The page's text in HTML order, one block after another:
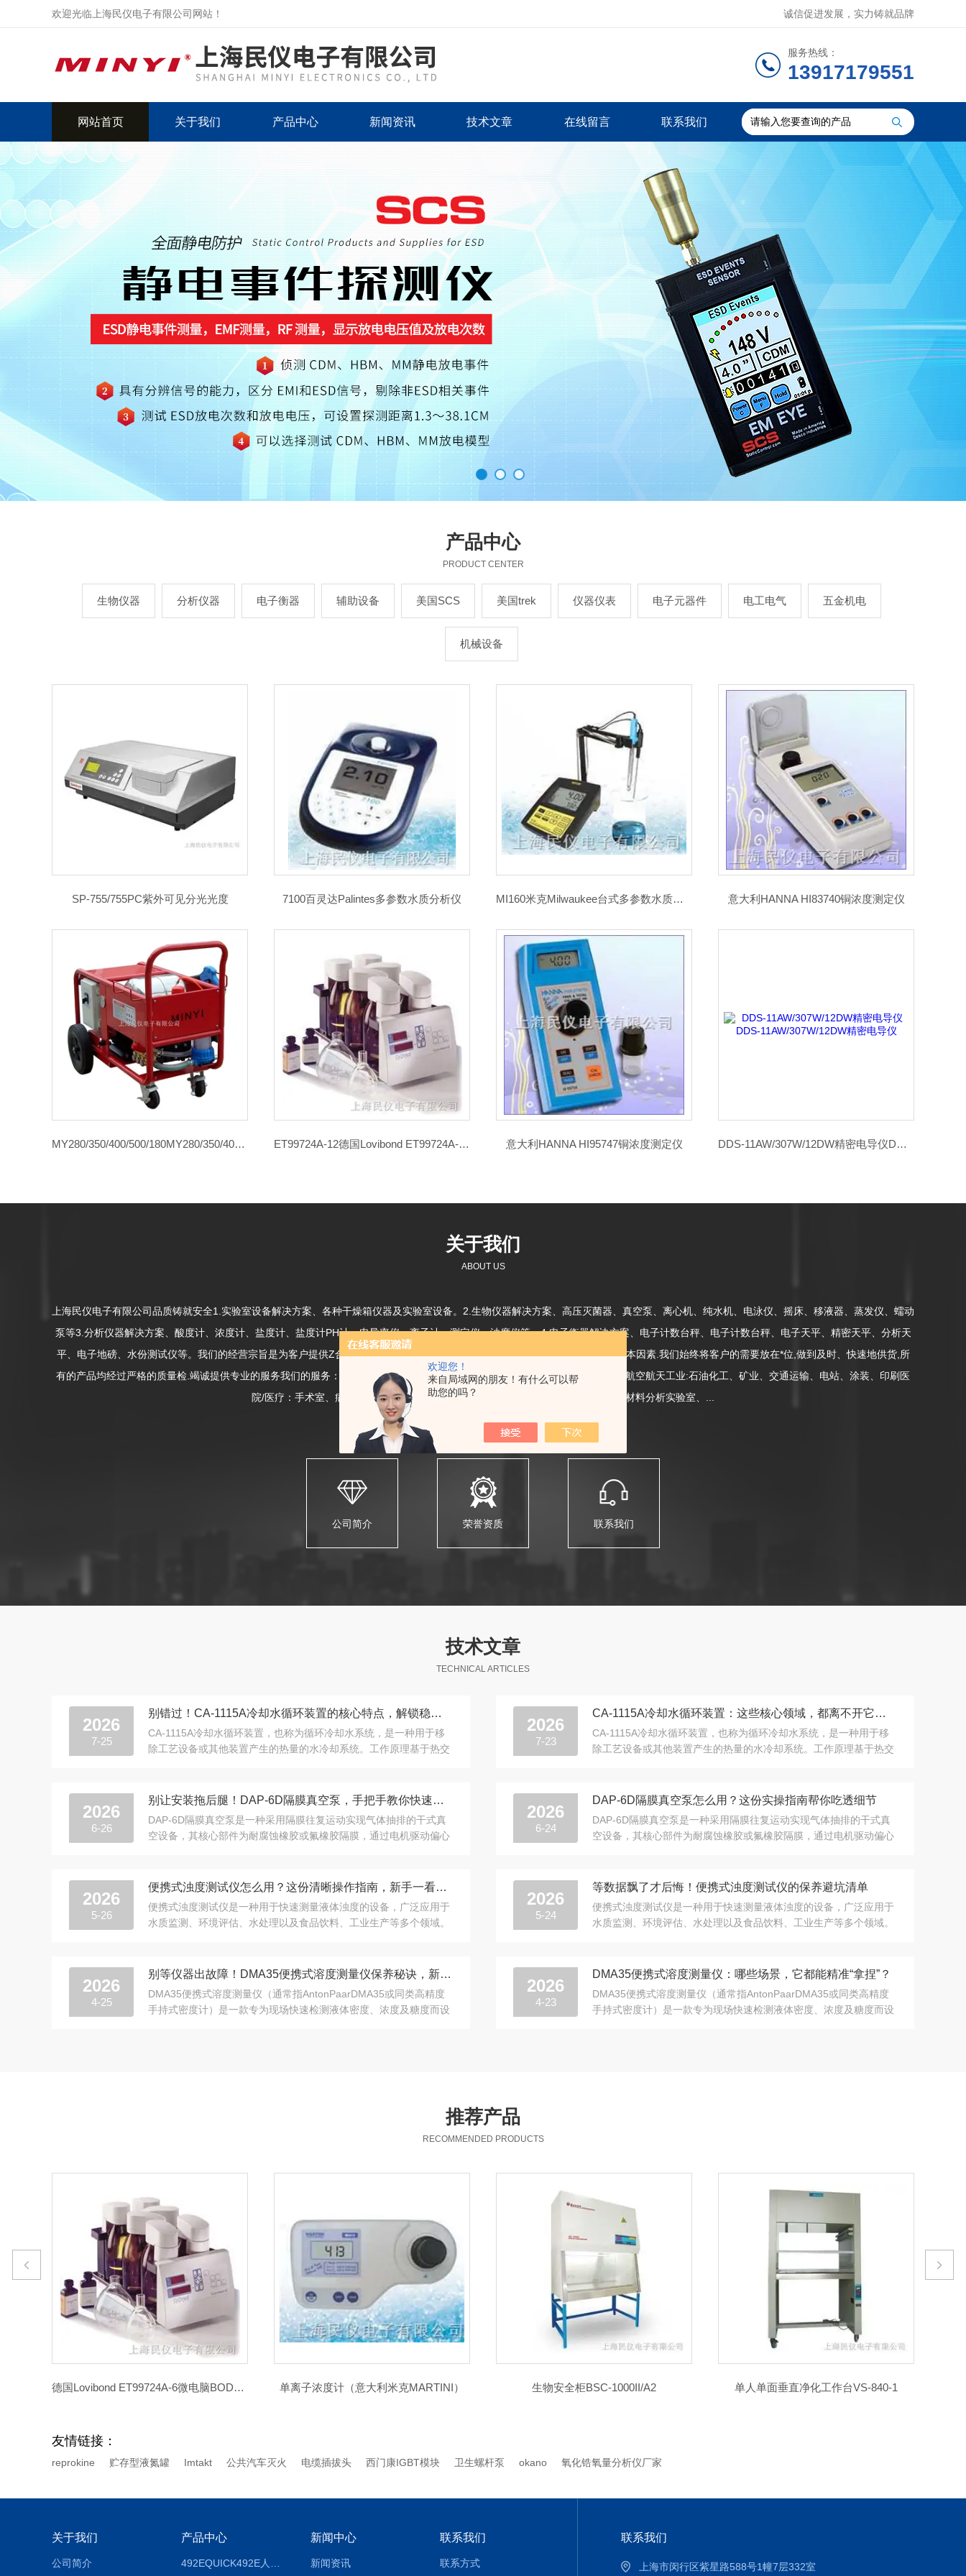
欢迎您！
来自局域网的朋友！有什么可以帮
助您的吗？
欢迎光临上海民仪电子有限公司网站！ 诚信促进发展，实力铸就品牌
服务热线：
13917179551
网站首页 关于我们 产品中心 新闻资讯 技术文章 在线留言 联系我们
产品中心
PRODUCT CENTER
生物仪器 分析仪器 电子衡器 辅助设备 美国SCS 美国trek 仪器仪表 电子元器件 电工电气 五金机电
机械设备
SP-755/755PC紫外可见分光光度 7100百灵达Palintes多参数水质分析仪 MI160米克Milwaukee台式多参数水质测定仪 意大利HANNA HI83740铜浓度测定仪
MY280/350/400/500/180MY280/350/400/500/180工业用高压清洗机 ET99724A-12德国Lovibond ET99724A-12微电脑BOD测定仪 意大利HANNA HI95747铜浓度测定仪 DDS-11AW/307W/12DW精密电导仪DDS-11AW/307W/12DW精密电导仪
关于我们
ABOUT US
上海民仪电子有限公司品质铸就安全1.实验室设备解决方案、各种干燥箱仪器及实验室设备。2.生物仪器解决方案、高压灭菌器、真空泵、离心机、纯水机、电泳仪、摇床、移液器、蒸发仪、蠕动
泵等3.分析仪器解决方案、酸度计、浓度计、盐度计、盐度计PH计、电导率仪、离子计、测定仪、浊度仪等。4.电子衡器解决方案、电子计数台秤、电子计数台秤、电子天平、精密天平、分析天
平、电子地磅、水份测试仪等。我们的经营宗旨是为客户提供Z合适的,而非Z昂贵的产品在向客户推荐优质产品的同时尽量考虑成本因素.我们始终将客户的需要放在*位,做到及时、快速地供货,所
有的产品均经过严格的质量检.竭诚提供专业的服务我们的服务：高科技:半导体、微电子、磁盘驱动器、液晶显示器、激光光学、航空航天工业:石油化工、矿业、交通运输、电站、涂装、印刷医
院/医疗：手术室、病房、隔离室制药/医疗设备商业/民用室内空气质量控制科研教育:材料分析实验室、...
公司简介 荣誉资质 联系我们
技术文章
TECHNICAL ARTICLES
2026
7-25
别错过！CA-1115A冷却水循环装置的核心特点，解锁稳定运行的关键密码
CA-1115A冷却水循环装置，也称为循环冷却水系统，是一种用于移
除工艺设备或其他装置产生的热量的水冷却系统。工作原理基于热交
2026
7-23
CA-1115A冷却水循环装置：这些核心领域，都离不开它的关键助力！
CA-1115A冷却水循环装置，也称为循环冷却水系统，是一种用于移
除工艺设备或其他装置产生的热量的水冷却系统。工作原理基于热交
2026
6-26
别让安装拖后腿！DAP-6D隔膜真空泵，手把手教你快速就位
DAP-6D隔膜真空泵是一种采用隔膜往复运动实现气体抽排的干式真
空设备，其核心部件为耐腐蚀橡胶或氟橡胶隔膜，通过电机驱动偏心
2026
6-24
DAP-6D隔膜真空泵怎么用？这份实操指南帮你吃透细节
DAP-6D隔膜真空泵是一种采用隔膜往复运动实现气体抽排的干式真
空设备，其核心部件为耐腐蚀橡胶或氟橡胶隔膜，通过电机驱动偏心
2026
5-26
便携式浊度测试仪怎么用？这份清晰操作指南，新手一看就会
便携式浊度测试仪是一种用于快速测量液体浊度的设备，广泛应用于
水质监测、环境评估、水处理以及食品饮料、工业生产等多个领域。
2026
5-24
等数据飘了才后悔！便携式浊度测试仪的保养避坑清单
便携式浊度测试仪是一种用于快速测量液体浊度的设备，广泛应用于
水质监测、环境评估、水处理以及食品饮料、工业生产等多个领域。
2026
4-25
别等仪器出故障！DMA35便携式溶度测量仪保养秘诀，新手也能轻松拿捏
DMA35便携式溶度测量仪（通常指AntonPaarDMA35或同类高精度
手持式密度计）是一款专为现场快速检测液体密度、浓度及糖度而设
2026
4-23
DMA35便携式溶度测量仪：哪些场景，它都能精准“拿捏”？
DMA35便携式溶度测量仪（通常指AntonPaarDMA35或同类高精度
手持式密度计）是一款专为现场快速检测液体密度、浓度及糖度而设
推荐产品
RECOMMENDED PRODUCTS
德国Lovibond ET99724A-6微电脑BOD测定仪 单离子浓度计（意大利米克MARTINI） 生物安全柜BSC-1000II/A2 单人单面垂直净化工作台VS-840-1 高压蒸汽灭菌器YXQ-LS-18SI
友情链接：
reprokine 贮存型液氮罐 Imtakt 公共汽车灭火 电缆插拔头 西门康IGBT模块 卫生螺杆泵 okano 氧化锆氧量分析仪厂家
关于我们
公司简介
产品中心 新闻中心
新闻资讯
联系我们
联系方式
联系我们
上海市闵行区紫星路588号1幢7层332室